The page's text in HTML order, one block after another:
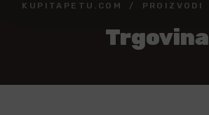
KUPITAPETU.COM PROIZVODI
Trgovina